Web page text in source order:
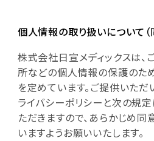
個人情報の取り扱いについて（
株式会社日宣メディックスは、
所などの個人情報の保護のた
を定めています。ご提供いた
ライバシーポリシーと次の規
ただきますので、あらかじめ同
いますようお願いいたします。